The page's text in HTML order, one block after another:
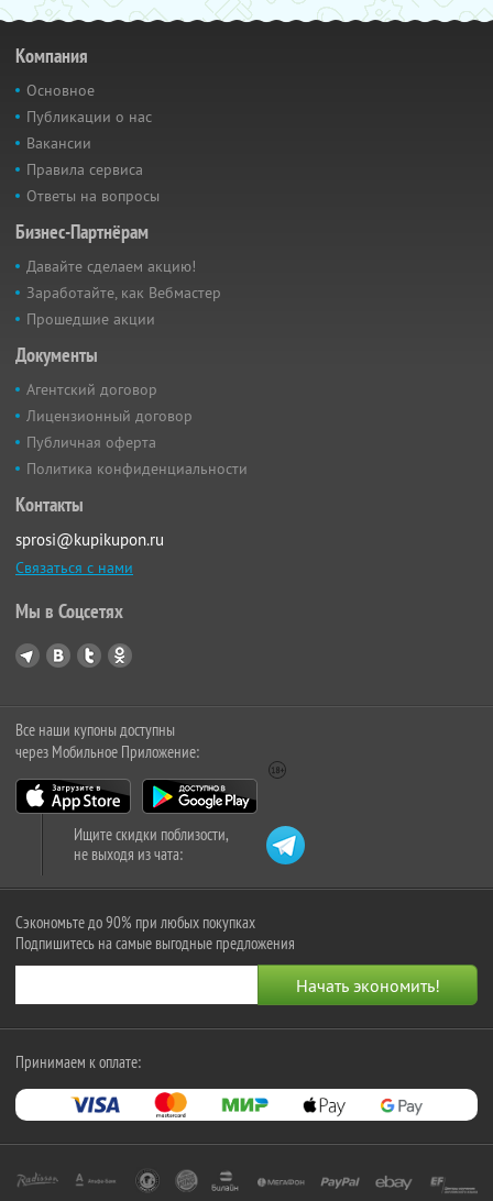
Компания
Основное
Публикации о нас
Вакансии
Правила сервиса
Ответы на вопросы
Бизнес-Партнёрам
Давайте сделаем акцию!
Заработайте, как Вебмастер
Прошедшие акции
Документы
Агентский договор
Лицензионный договор
Публичная оферта
Политика конфиденциальности
Контакты
sprosi@kupikupon.ru
Связаться с нами
Мы в Соцсетях
Все наши купоны доступны
через Мобильное Приложение:
Ищите скидки поблизости,
не выходя из чата:
Сэкономьте до 90% при любых покупках
Подпишитесь на самые выгодные предложения
Принимаем к оплате: